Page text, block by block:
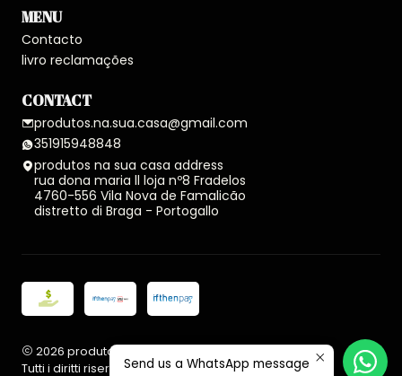
MENU
Contacto
livro reclamações
CONTACT
produtos.na.sua.casa@gmail.com
351915948848
produtos na sua casa address
rua dona maria ll loja nº8 Fradelos
4760-556 Vila Nova de Famalicão
distretto di Braga - Portogallo
2026 produtos na sua casa.
Tutti i diritti riservati.Realizzato con Jumpseller.
Send us a WhatsApp message